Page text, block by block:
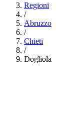
Regioni
/
Abruzzo
/
Chieti
/
Dogliola